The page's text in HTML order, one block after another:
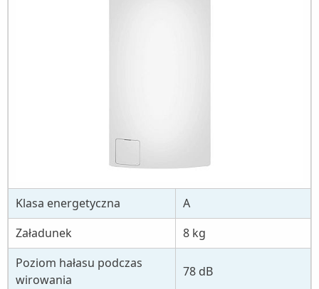
Klasa energetyczna
A
Załadunek
8 kg
Poziom hałasu podczas
wirowania
78 dB